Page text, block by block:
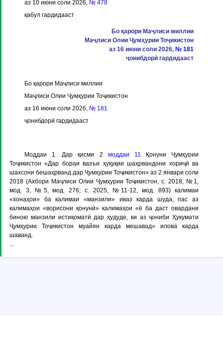
аз 10 июни соли 2026, № 478
қабул гардидааст
Бо қарори Маҷлиси миллии
Маҷлиси Олии Ҷумҳурии Тоҷикистон
аз 16 июни соли 2026, № 181
ҷонибдорӣ гардидааст
Бо қарори Маҷлиси миллии
Маҷлиси Олии Ҷумҳурии Тоҷикистон
аз 16 июни соли 2026, № 181
ҷонибдорӣ гардидааст
Моддаи 1. Дар қисми 2 моддаи 11 Қонуни Ҷумҳурии
Тоҷикистон «Дар бораи вазъи ҳуқуқии шаҳрвандони хориҷӣ ва
шахсони бешаҳрванд дар Ҷумҳурии Тоҷикистон» аз 2 январи соли
2018 (Ахбори Маҷлиси Олии Ҷумҳурии Тоҷикистон, с. 2018, №1,
мод. 3, №5, мод. 276; с. 2025, №11-12, мод. 893) калимаи
«хонаҳои» ба калимаи «манзили» иваз карда шуда, пас аз
калимаҳои «ворисони қонунӣ» калимаҳои «ё ба даст овардани
биною манзили истиқоматӣ дар ҳудуде, ки аз ҷониби Ҳукумати
Ҷумҳурии Тоҷикистон муайян карда мешавад» илова карда
шаванд.
...